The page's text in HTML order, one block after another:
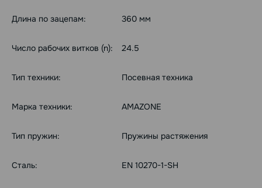
Длина по зацепам: 360 мм
Число рабочих витков (n): 24.5
Тип техники: Посевная техника
Марка техники: AMAZONE
Тип пружин: Пружины растяжения
Сталь: EN 10270-1-SH